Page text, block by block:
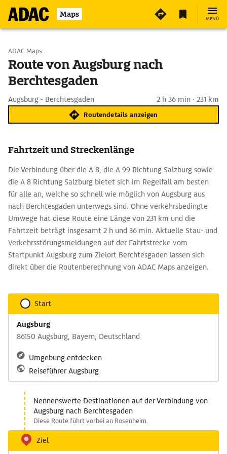
Maps MENÜ
Start wählen
Ziel eingeben
ADAC Maps
Route von Augsburg nach
Berchtesgaden
Augsburg - Berchtesgaden 2 h 36 min · 231 km
Routendetails anzeigen
Fahrtzeit und Streckenlänge
Die Verbindung über die A 8, die A 99 Richtung Salzburg sowie
die A 8 Richtung Salzburg bietet sich im Regelfall am besten
für alle an, welche so schnell wie möglich von Augsburg aus
nach Berchtesgaden unterwegs sind. Ohne verkehrsbedingte
Umwege hat diese Route eine Länge von 231 km und die
Fahrtzeit beträgt insgesamt 2 h und 36 min. Aktuelle Stau- und
Verkehrsstörungsmeldungen auf der Fahrtstrecke vom
Startpunkt Augsburg zum Zielort Berchtesgaden lassen sich
direkt über die Routenberechnung von ADAC Maps anzeigen.
Start
Augsburg
86150 Augsburg, Bayern, Deutschland
Umgebung entdecken
Reiseführer Augsburg
Nennenswerte Destinationen auf der Verbindung von
Augsburg nach Berchtesgaden
Diese Route führt vorbei an Rosenheim.
Ziel